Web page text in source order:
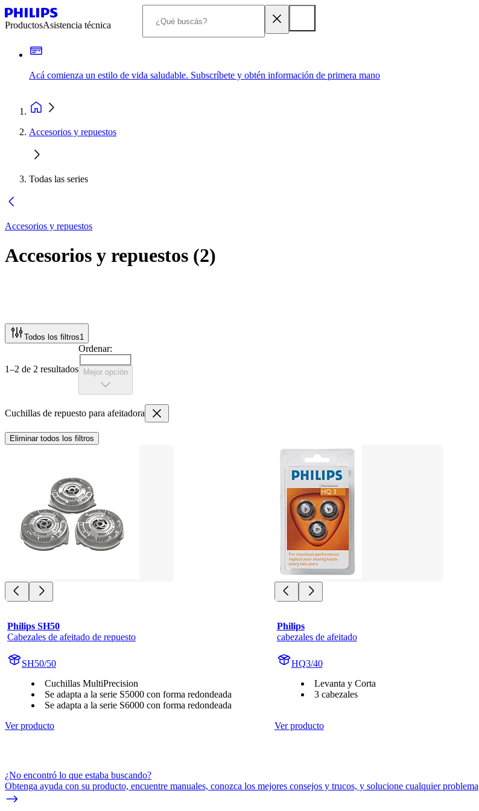
ProductosAsistencia técnica
Acá comienza un estilo de vida saludable. Subscríbete y obtén información de primera mano
Accesorios y repuestos
Todas las series
Accesorios y repuestos
Accesorios y repuestos (2)
Todos los filtros1
1–2 de 2 resultados
Ordenar:
Mejor opción
Cuchillas de repuesto para afeitadora
Eliminar todos los filtros
Philips SH50
Cabezales de afeitado de repuesto
SH50/50
Cuchillas MultiPrecision
Se adapta a la serie S5000 con forma redondeada
Se adapta a la serie S6000 con forma redondeada
Ver producto
Philips
cabezales de afeitado
HQ3/40
Levanta y Corta
3 cabezales
Ver producto
¿No encontró lo que estaba buscando?
Obtenga ayuda con su producto, encuentre manuales, conozca los mejores consejos y trucos, y solucione cualquier problema